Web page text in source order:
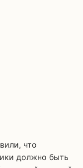
что
должно быть